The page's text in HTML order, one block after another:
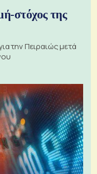
στόχος της
την Πειραιώς μετά